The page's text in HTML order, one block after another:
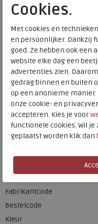
Onze winkelvoorraad
Meijerink Heemskerk
HEEMSKERK
Meijerink Hoorn
HOORN
Hulp nodig? bel:
Gratis verzending
Voor 14:00 uur besteld
Fabrikantcode
Bestelcode
Kleur
Cookies.
Met cookies en
en persoonlijker. Dankzij
goed. Ze hebben ook een
website elke dag een
advertenties zien.
gedrag binnen en buiten
op een anonieme manier.
onze cookie- en
accepteren. Kies je voor
functionele cookies. Wil
geplaatst worden klik dan